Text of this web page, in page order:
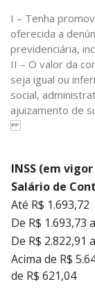
I – Tenha
oferecida a
previdenciária,
II – O valor da
seja igual ou
social,
ajuizamento de
INSS (em
Salário de
Até R$ 1.693,72
De R$ 1.693,73
De R$ 2.822,91
Acima de R$
de R$ 621,04